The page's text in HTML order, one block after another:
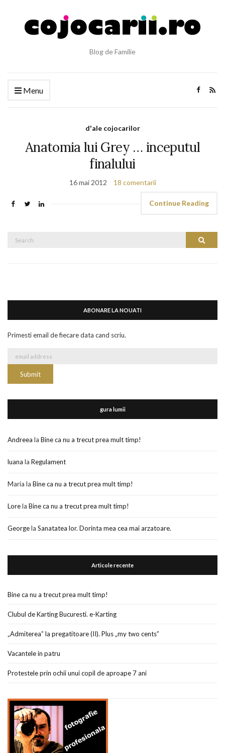
Blog de Familie
Menu
d'ale cojocarilor
Anatomia lui Grey … inceputul
finalului
16 mai 2012 18 comentarii
Continue Reading
Search
ABONARE LA NOUATI
Primesti email de fiecare data cand scriu.
gura lumii
Andreea la Bine ca nu a trecut prea mult timp!
luana la Regulament
Maria la Bine ca nu a trecut prea mult timp!
Lorela Bine ca nu a trecut prea mult timp!
Georgela Sanatatea lor. Dorinta mea cea mai arzatoare.
Articole recente
Bine ca nu a trecut prea mult timp!
Clubul de Karting Bucuresti. e-Karting
„Admiterea” la pregatitoare (II). Plus „my two cents”
Vacantele in patru
Protestele prin ochii unui copil de aproape 7 ani